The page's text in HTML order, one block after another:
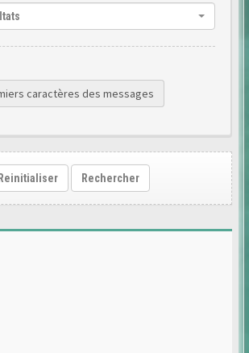
caractères des messages
Reinitialiser Rechercher